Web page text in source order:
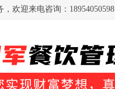
欢迎来电咨询：18954050598